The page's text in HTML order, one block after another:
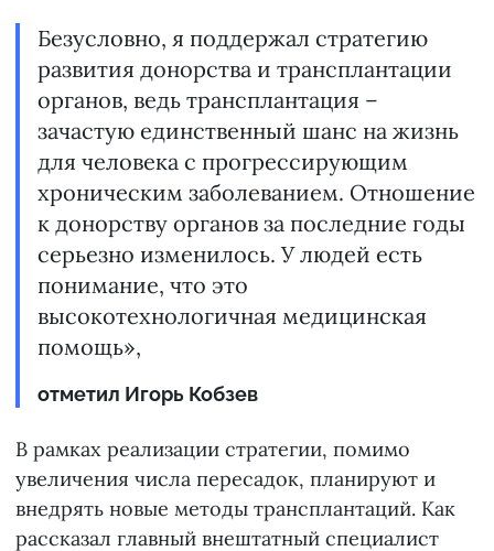
Безусловно, я поддержал стратегию
развития донорства и трансплантации
органов, ведь трансплантация –
зачастую единственный шанс на жизнь
для человека с прогрессирующим
хроническим заболеванием. Отношение
к донорству органов за последние годы
серьезно изменилось. У людей есть
понимание, что это
высокотехнологичная медицинская
помощь»,
отметил Игорь Кобзев
В рамках реализации стратегии, помимо
увеличения числа пересадок, планируют и
внедрять новые методы трансплантаций. Как
рассказал главный внештатный специалист